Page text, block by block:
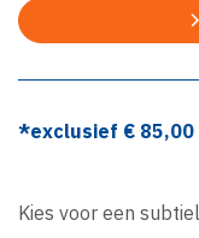
*exclusief € 85,00
Kies voor een